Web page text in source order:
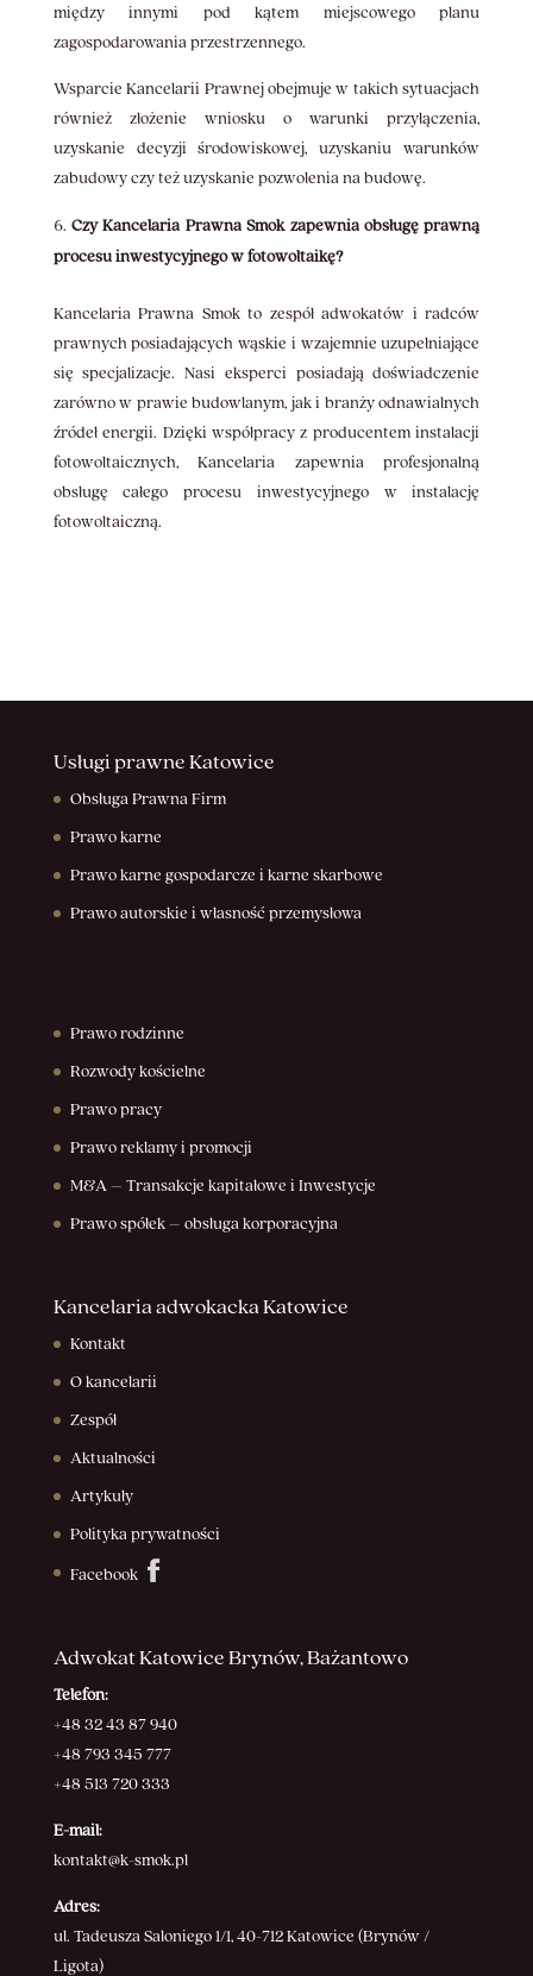
między innymi pod kątem miejscowego planu
zagospodarowania przestrzennego.
Wsparcie Kancelarii Prawnej obejmuje w takich sytuacjach
również złożenie wniosku o warunki przyłączenia,
uzyskanie decyzji środowiskowej, uzyskaniu warunków
zabudowy czy też uzyskanie pozwolenia na budowę.
Czy Kancelaria Prawna Smok zapewnia obsługę prawną
procesu inwestycyjnego w fotowoltaikę?
Kancelaria Prawna Smok to zespół adwokatów i radców
prawnych posiadających wąskie i wzajemnie uzupełniające
się specjalizacje. Nasi eksperci posiadają doświadczenie
zarówno w prawie budowlanym, jak i branży odnawialnych
źródeł energii. Dzięki współpracy z producentem instalacji
fotowoltaicznych, Kancelaria zapewnia profesjonalną
obsługę całego procesu inwestycyjnego w instalację
fotowoltaiczną.
Usługi prawne Katowice
Obsługa Prawna Firm
Prawo karne
Prawo karne gospodarcze i karne skarbowe
Prawo autorskie i własność przemysłowa
Prawo rodzinne
Rozwody kościelne
Prawo pracy
Prawo reklamy i promocji
M&A – Transakcje kapitałowe i Inwestycje
Prawo spółek – obsługa korporacyjna
Kancelaria adwokacka Katowice
Kontakt
O kancelarii
Zespół
Aktualności
Artykuły
Polityka prywatności
Facebook
Adwokat Katowice Brynów, Bażantowo
Telefon:
+48 32 43 87 940
+48 793 345 777
+48 513 720 333
E-mail:
kontakt@k-smok.pl
Adres:
ul. Tadeusza Saloniego 1/1, 40-712 Katowice (Brynów /
Ligota)